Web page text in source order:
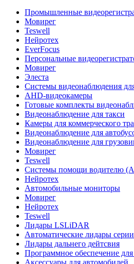
Промышленные
Мовирег
Teswell
Нейротех
EverFocus
Персональные
Мовирег
Элеста
Системы видеонаблюдения
AHD-видеокамеры
Готовые комплекты
Видеонаблюдение для такси
Камеры для коммерческого
Видеонаблюдение для
Видеонаблюдение для
Мовирег
Teswell
Системы помощи водителю
Нейротех
Автомобильные мониторы
Мовирег
Нейротех
Teswell
Лидары LSLiDAR
Автоматические лидары
Лидары дальнего дейтсвия
Программное обеспечение